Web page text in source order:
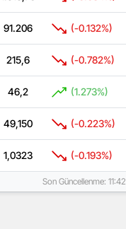
91.206 (-0.132%)
215,6 (-0.782%)
46,2 (1.273%)
49,150 (-0.223%)
1,0323 (-0.193%)
Son Güncellenme: 11:42